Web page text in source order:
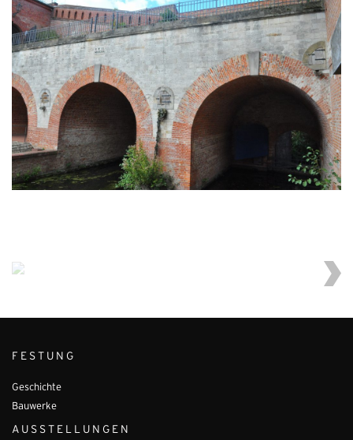
FESTUNG
Geschichte
Bauwerke
AUSSTELLUNGEN